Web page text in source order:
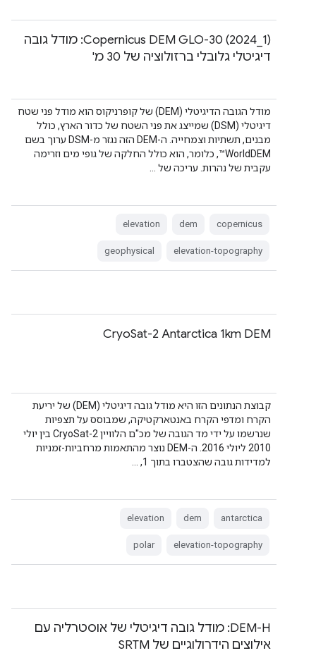
‫Copernicus DEM GLO-30 (2024_1): מודל גובה
דיגיטלי גלובלי ברזולוציה של 30 מ'
מודל הגובה הדיגיטלי (DEM) של קופרניקוס הוא מודל פני שטח
דיגיטלי (DSM) שמייצג את פני השטח של כדור הארץ, כולל
מבנים, תשתיות וצמחייה. ה-DEM הזה נגזר מ-DSM ערוך בשם
WorldDEM™, כלומר, הוא כולל החלקה של גופי מים וזרימה
עקבית של נהרות. עריכה של …
copernicus
dem
elevation
elevation-topography
geophysical
CryoSat-2 Antarctica 1km DEM
קבוצת הנתונים הזו היא מודל גובה דיגיטלי (DEM) של יריעת
הקרח ומדפי הקרח באנטארקטיקה, שמבוסס על תצפיות
שנרשמו על ידי מד הגובה של מכ"ם הלוויין CryoSat-2 בין יולי
2010 ליולי 2016. ה-DEM נוצר מהתאמות מרחביות-זמניות
למדידות גובה שהצטברו בתוך 1, …
antarctica
dem
elevation
elevation-topography
polar
‫DEM-H: מודל גובה דיגיטלי של אוסטרליה עם
אילוצים הידרולוגיים של SRTM